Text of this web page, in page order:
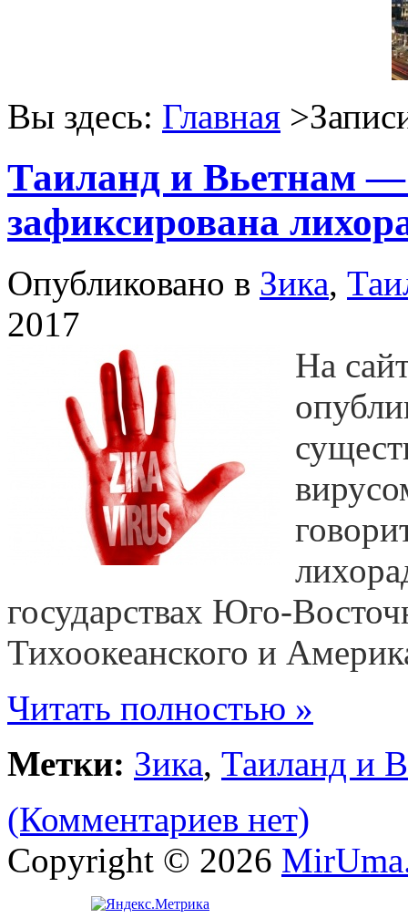
Вы здесь: Главная
Таиланд и Вьетнам —
зафиксирована
Опубликовано в Зика,
2017
На
государствах Юго-
Тихоокеанского и
Читать полностью »
Метки: Зика, Таиланд и
(Комментариев нет)
Copyright © 2026